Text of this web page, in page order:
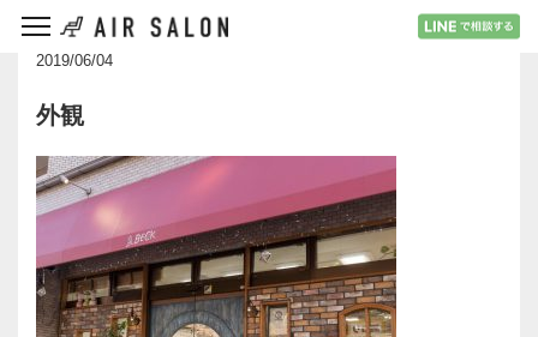
2019/06/04
外観